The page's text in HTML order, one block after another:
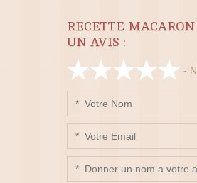
RECETTE
UN AVIS :
-